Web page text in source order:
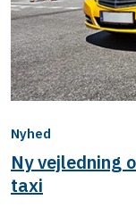
Nyhed
Ny vejledning
taxi